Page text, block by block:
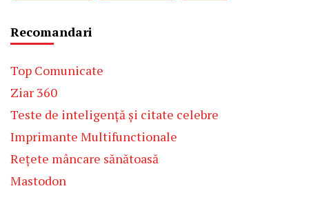
Recomandari
Top Comunicate
Ziar 360
Teste de inteligență și citate celebre
Imprimante Multifunctionale
Rețete mâncare sănătoasă
Mastodon